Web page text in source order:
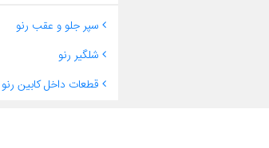
سپر جلو و عقب رنو
شلگیر رنو
قطعات داخل کابین رنو